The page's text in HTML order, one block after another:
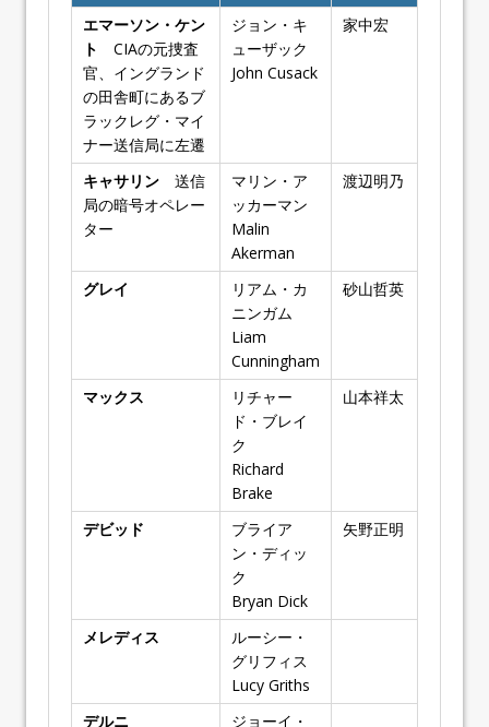
エマーソン・ケン
ト
CIAの元捜査
官、イングランド
の田舎町にあるブ
ラックレグ・マイ
ナー送信局に左遷
ジョン・キ
ューザック
John Cusack
家中宏
キャサリン 送信
局の暗号オペレー
ター
マリン・ア
ッカーマン
Malin
Akerman
渡辺明乃
グレイ
リアム・カ
ニンガム
Liam
Cunningham
砂山哲英
マックス
リチャー
ド・ブレイ
ク
Richard
Brake
山本祥太
デビッド
ブライア
ン・ディッ
ク
Bryan Dick
矢野正明
メレディス
ルーシー・
グリフィス
Lucy Griffiths
デルニ
ジョーイ・